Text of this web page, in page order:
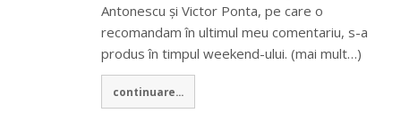
Antonescu și Victor Ponta, pe care o
recomandam în ultimul meu comentariu, s-a
produs în timpul weekend-ului. (mai mult…)
continuare...